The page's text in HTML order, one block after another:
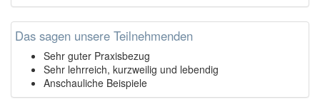
Das sagen unsere Teilnehmenden
Sehr guter Praxisbezug
Sehr lehrreich, kurzweilig und lebendig
Anschauliche Beispiele